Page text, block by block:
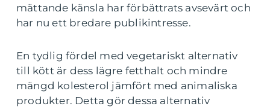
mättande känsla har förbättrats avsevärt och
har nu ett bredare publikintresse.
En tydlig fördel med vegetariskt alternativ
till kött är dess lägre fetthalt och mindre
mängd kolesterol jämfört med animaliska
produkter. Detta gör dessa alternativ